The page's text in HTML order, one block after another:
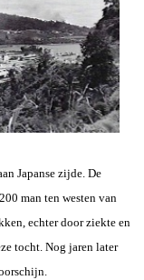
Japanse zijde. De
man ten westen van
echter door ziekte en
tocht. Nog jaren later